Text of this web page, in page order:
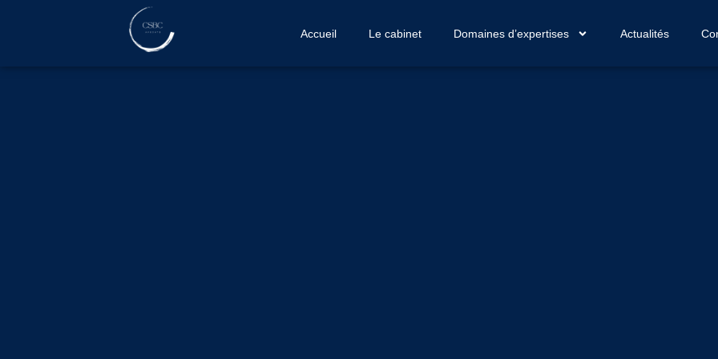
Accueil Le cabinet Domaines d’expertises Actualités